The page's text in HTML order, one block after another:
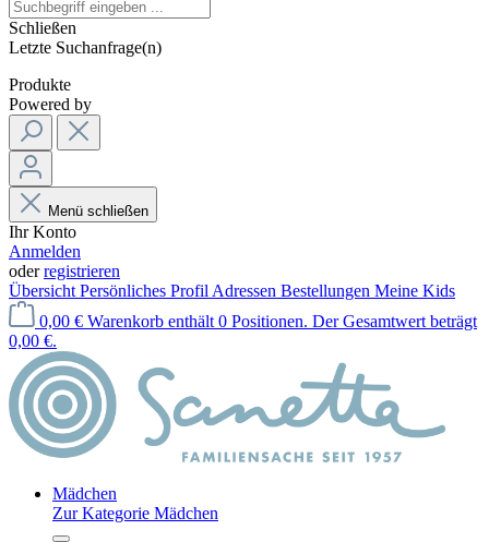
Schließen
Letzte Suchanfrage(n)
Produkte
Powered by
Menü schließen
Ihr Konto
Anmelden
oderregistrieren
Übersicht Persönliches Profil Adressen Bestellungen Meine Kids
0,00 € Warenkorb enthält 0 Positionen. Der Gesamtwert beträgt
0,00 €.
Mädchen
Zur Kategorie Mädchen